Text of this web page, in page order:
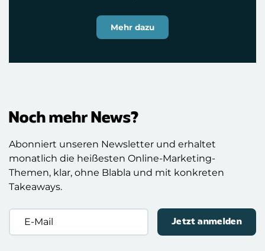
Mehr dazu
Noch mehr News?
Abonniert unseren Newsletter und erhaltet
monatlich die heißesten Online-Marketing-
Themen, klar, ohne Blabla und mit konkreten
Takeaways.
E-
Mail